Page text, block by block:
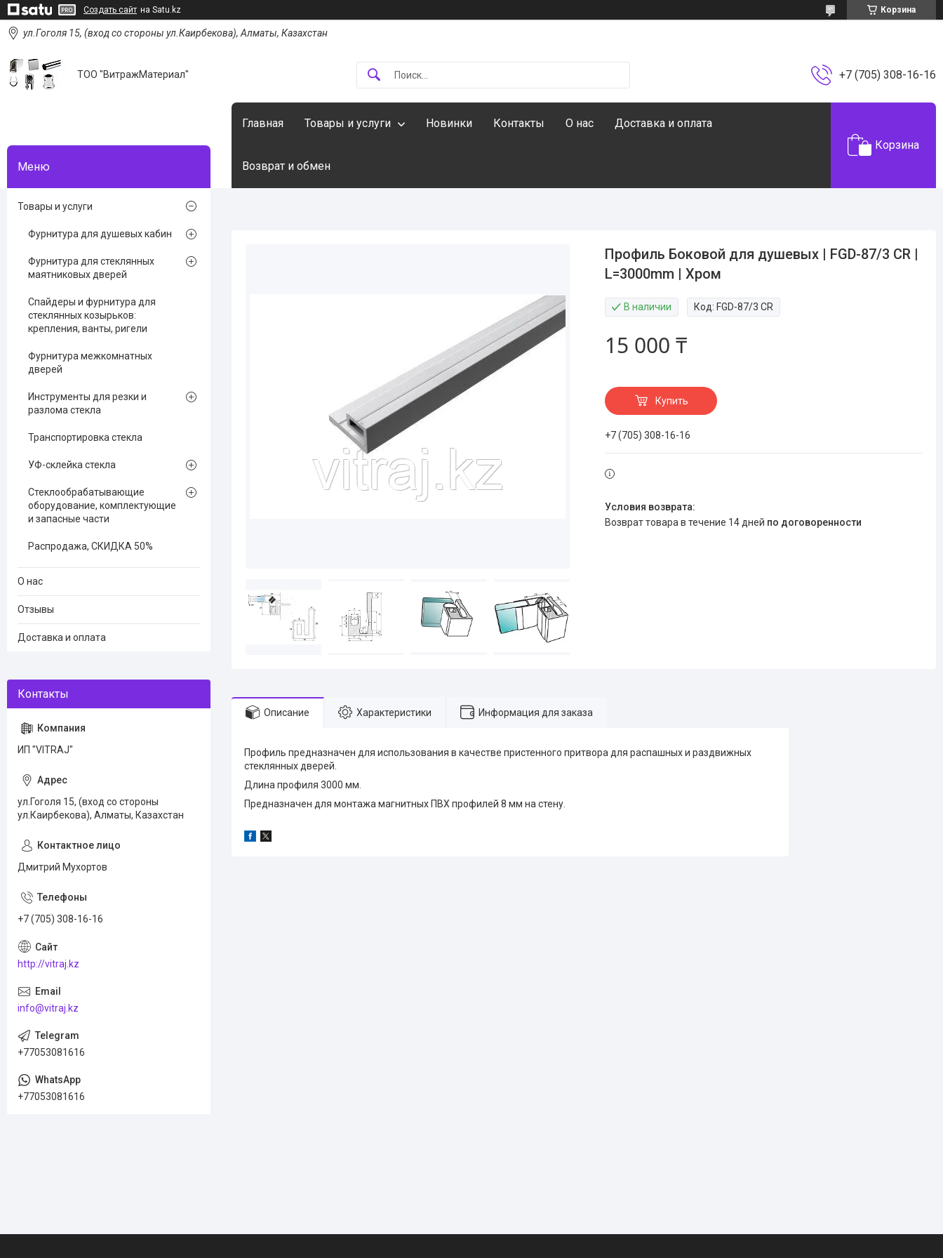
Создать сайт на Satu.kz Корзина
ул.Гоголя 15, (вход со стороны ул.Каирбекова), Алматы, Казахстан
ТОО "ВитражМатериал" +7 (705) 308-16-16
Главная Товары и услуги Новинки Контакты О нас Доставка и оплата
Возврат и обмен
Корзина
Профиль Боковой для душевых | FGD-87/3 CR |
L=3000mm | Хром
В наличии Код: FGD-87/3 CR
15 000 ₸
Купить
+7 (705) 308-16-16
возврат товара в течение 14 дней по договоренности
Описание Характеристики Информация для заказа
Профиль предназначен для использования в качестве пристенного притвора для распашных и раздвижных
стеклянных дверей.
Длина профиля 3000 мм.
Предназначен для монтажа магнитных ПВХ профилей 8 мм на стену.
Товары и услуги
Фурнитура для душевых кабин
Фурнитура для стеклянных
маятниковых дверей
Спайдеры и фурнитура для
стеклянных козырьков:
крепления, ванты, ригели
Фурнитура межкомнатных
дверей
Инструменты для резки и
разлома стекла
Транспортировка стекла
УФ-склейка стекла
Стеклообрабатывающие
оборудование, комплектующие
и запасные части
Распродажа, СКИДКА 50%
О нас
Отзывы
Доставка и оплата
ИП "VITRAJ"
ул.Гоголя 15, (вход со стороны
ул.Каирбекова), Алматы, Казахстан
Дмитрий Мухортов
+7 (705) 308-16-16
http://vitraj.kz
info@vitraj.kz
+77053081616
+77053081616